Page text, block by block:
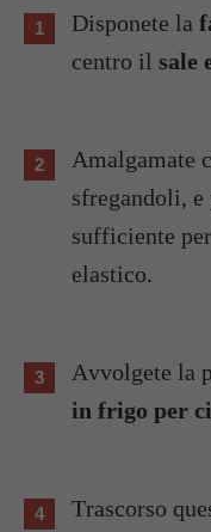
Disponete la
centro il sale
Amalgamate con le mani gli ingredienti,
sfregandoli, e
sufficiente
elastico.
Avvolgete la
in frigo per
Trascorso questo tempo, riprendete